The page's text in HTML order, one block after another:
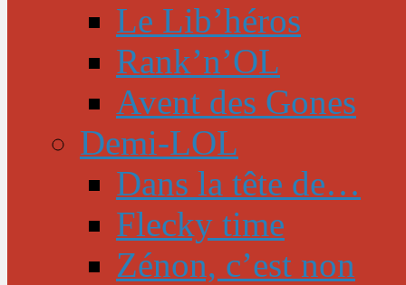
Le Lib’héros
Rank’n’OL
Avent des Gones
Demi-LOL
Dans la tête de…
Flecky time
Zénon, c’est non